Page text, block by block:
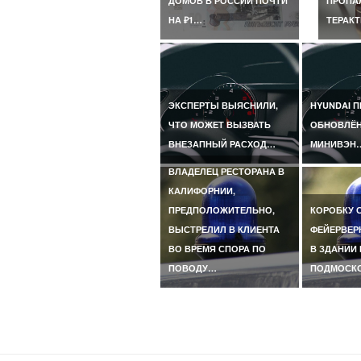
НА ₽1…
ЭКСПЕРТЫ ВЫЯСНИЛИ,
ЧТО МОЖЕТ ВЫЗВАТЬ
ВНЕЗАПНЫЙ РАСХОД…
HYUNDAI
ВЛАДЕЛЕЦ РЕСТОРАНА В
КАЛИФОРНИИ,
ПРЕДПОЛОЖИТЕЛЬНО,
ВЫСТРЕЛИЛ В КЛИЕНТА
ВО ВРЕМЯ СПОРА ПО
ПОВОДУ…
КОРОБКУ
В ЗДАНИИ